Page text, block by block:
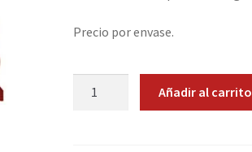
Precio por envase.
Añadir al carrito